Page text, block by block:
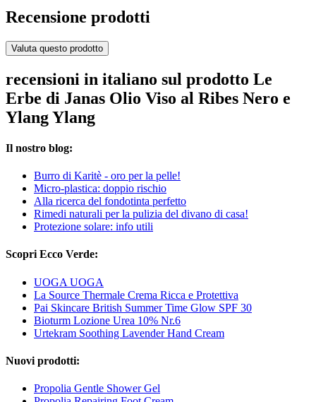
Recensione prodotti
Valuta questo prodotto
recensioni in italiano sul prodotto Le
Erbe di Janas Olio Viso al Ribes Nero e
Ylang Ylang
Il nostro blog:
Burro di Karitè - oro per la pelle!
Micro-plastica: doppio rischio
Alla ricerca del fondotinta perfetto
Rimedi naturali per la pulizia del divano di casa!
Protezione solare: info utili
Scopri Ecco Verde:
UOGA UOGA
La Source Thermale Crema Ricca e Protettiva
Pai Skincare British Summer Time Glow SPF 30
Bioturm Lozione Urea 10% Nr.6
Urtekram Soothing Lavender Hand Cream
Nuovi prodotti:
Propolia Gentle Shower Gel